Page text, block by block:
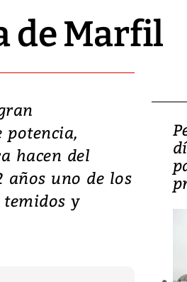
de Marfil
potencia,
hacen del
años uno de los
y
lanza su
con
de inversión
educación y